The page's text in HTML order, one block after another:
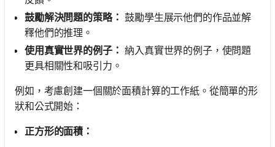
鼓勵解決問題的策略： 鼓勵學生展示他們的作品並解
釋他們的推理。
使用真實世界的例子： 納入真實世界的例子，使問題
更具相關性和吸引力。
例如，考慮創建一個關於面積計算的工作紙。從簡單的形
狀和公式開始：
正方形的面積：